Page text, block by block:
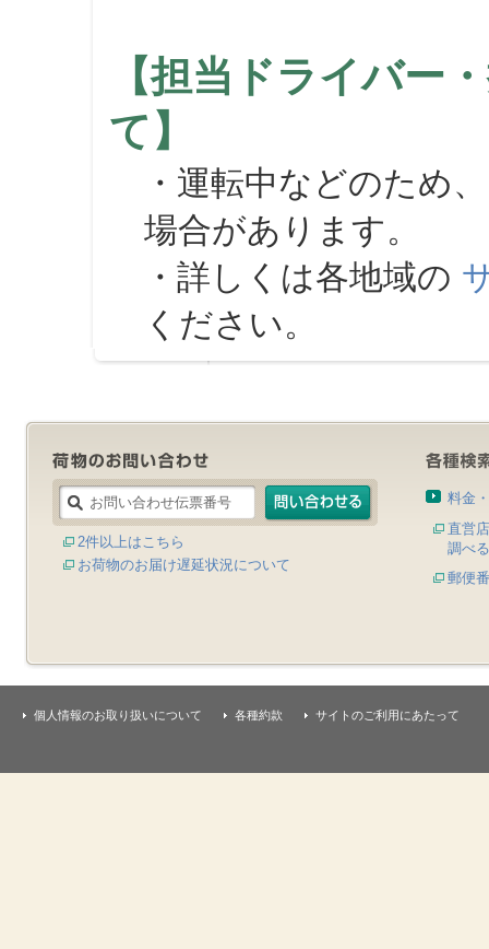
【担当ドライバー
て】
・運転中などのため
場合があります。
・詳しくは各地域の
ください。
2件以上はこちら
お荷物のお届け遅延状況について
料金
直営
調べる
郵便
個人情報のお取り扱いについて 各種約款 サイトのご利用にあたって